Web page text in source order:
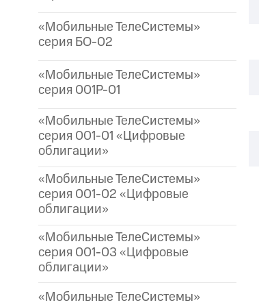
«Мобильные ТелеСистемы»
серия БО-02
«Мобильные ТелеСистемы»
серия 001P-01
«Мобильные ТелеСистемы»
серия 001-01 «Цифровые
облигации»
«Мобильные ТелеСистемы»
серия 001-02 «Цифровые
облигации»
«Мобильные ТелеСистемы»
серия 001-03 «Цифровые
облигации»
«Мобильные ТелеСистемы»